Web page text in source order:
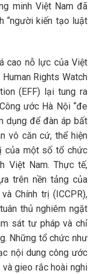
minh Việt Nam đã
“người kiến tạo luật
cao nỗ lực của Việt
Rights Watch
(EFF) lại tung ra
ước Hà Nội “đe
dụng để đàn áp bất
vô căn cứ, thể hiện
của một số tổ chức
Việt Nam. Thực tế,
trên nền tảng của
Chính trị (ICCPR),
thủ nghiêm ngặt
sát tư pháp và chỉ
Những tổ chức như
nội dung công ước
gieo rắc hoài nghi